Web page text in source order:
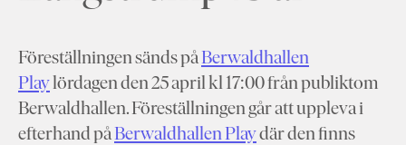
Föreställningen sänds påBerwaldhallen
Playlördagen den 25 april kl 17:00 från publiktom
Berwaldhallen. Föreställningen går att uppleva i
efterhand påBerwaldhallen Playdär den finns